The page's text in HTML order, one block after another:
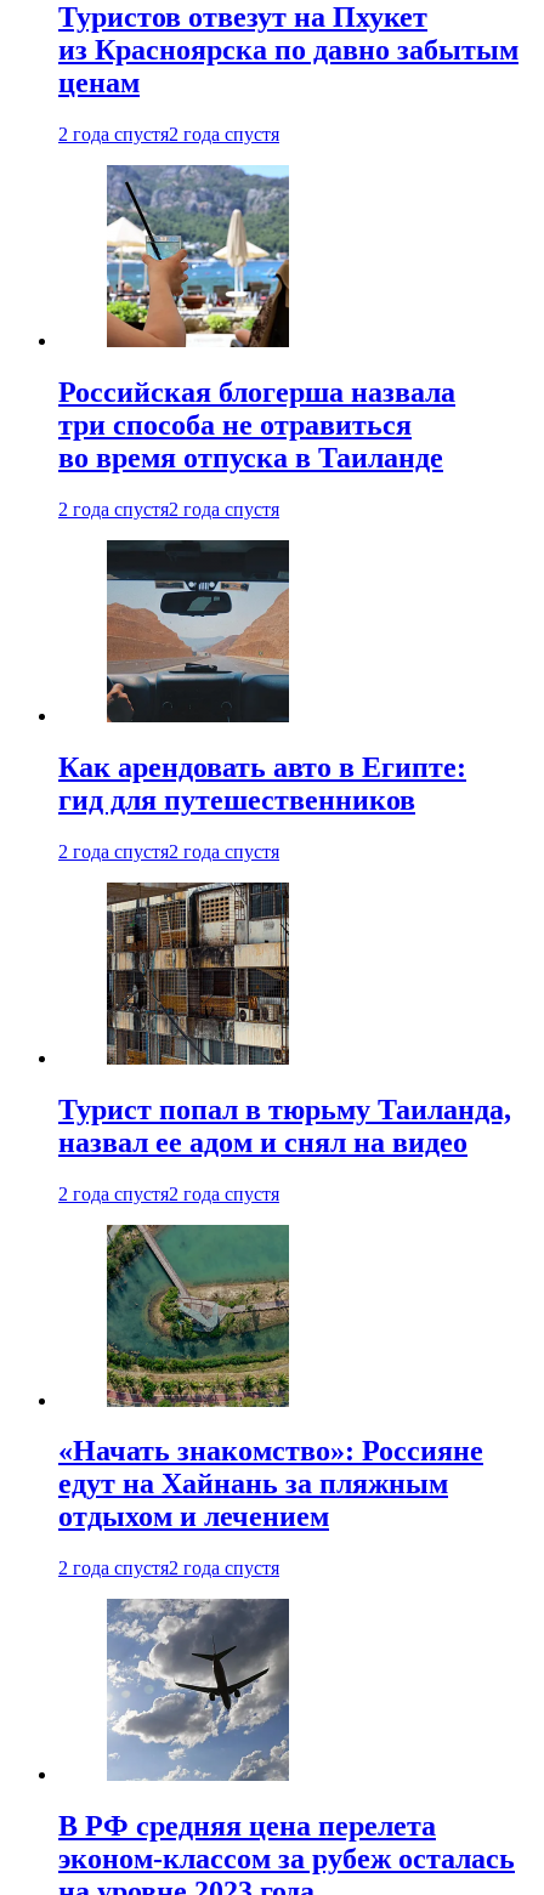
Туристов отвезут на Пхукет
из Красноярска по давно забытым
ценам
2 года спустя2 года спустя
Российская блогерша назвала
три способа не отравиться
во время отпуска в Таиланде
2 года спустя2 года спустя
Как арендовать авто в Египте:
гид для путешественников
2 года спустя2 года спустя
Турист попал в тюрьму Таиланда,
назвал ее адом и снял на видео
2 года спустя2 года спустя
«Начать знакомство»: Россияне
едут на Хайнань за пляжным
отдыхом и лечением
2 года спустя2 года спустя
В РФ средняя цена перелета
эконом-классом за рубеж осталась